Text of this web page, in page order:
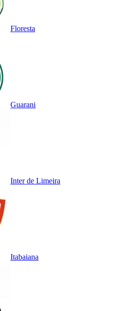
Floresta
Guarani
Inter de Limeira
Itabaiana